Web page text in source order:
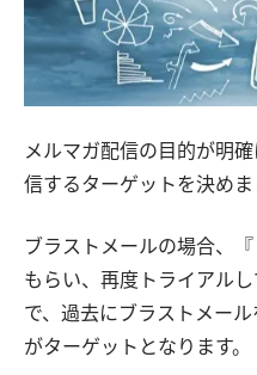
メルマガ配信の目的が明
信するターゲットを決めま
ブラストメールの場合、
もらい、再度トライアル
で、過去にブラストメー
がターゲットとなります。